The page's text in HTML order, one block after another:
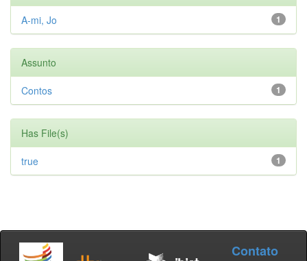
1
A-mi, Jo
Assunto
1
Contos
Has File(s)
1
true
Contato